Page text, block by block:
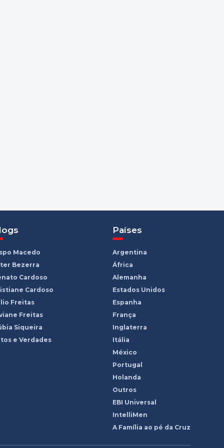
Macedo
Bezerra
Cardoso
Cardoso
Freitas
Freitas
Siqueira
e Verdades
Países
Argentina
África
Alemanha
Estados Unidos
Espanha
França
Inglaterra
Itália
México
Portugal
Holanda
Outros
EBI Universal
IntelliMen
A Família ao pé da Cruz